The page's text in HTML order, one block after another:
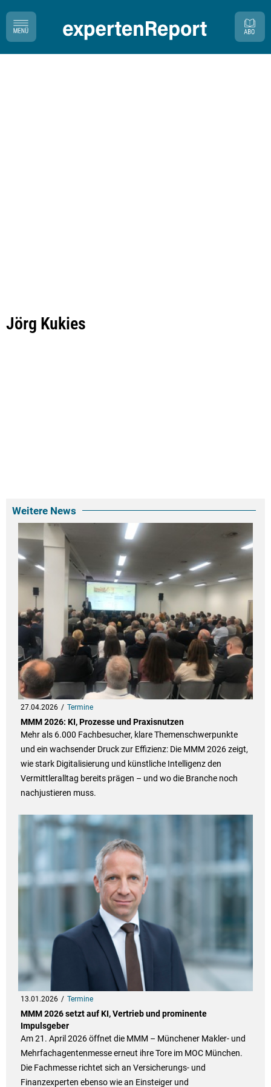
Jörg Kukies
Weitere News
27.04.2026 Termine
MMM 2026: KI, Prozesse und Praxisnutzen
Mehr als 6.000 Fachbesucher, klare Themenschwerpunkte
und ein wachsender Druck zur Effizienz: Die MMM 2026 zeigt,
wie stark Digitalisierung und künstliche Intelligenz den
Vermittleralltag bereits prägen – und wo die Branche noch
nachjustieren muss.
13.01.2026 Termine
MMM 2026 setzt auf KI, Vertrieb und prominente
Impulsgeber
Am 21. April 2026 öffnet die MMM – Münchener Makler- und
Mehrfachagentenmesse erneut ihre Tore im MOC München.
Die Fachmesse richtet sich an Versicherungs- und
Finanzexperten ebenso wie an Einsteiger und